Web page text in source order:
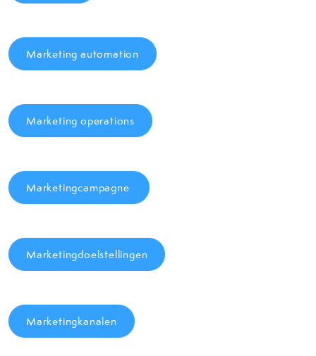
Marketing automation
Marketing operations
Marketingcampagne
Marketingdoelstellingen
Marketingkanalen